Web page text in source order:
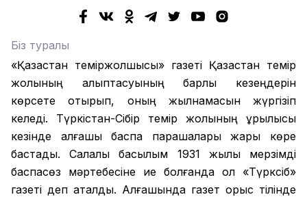
Біз туралы
«Қазақстан теміржолшысы» газеті Қазақстан темір
жолының қалыптасуының барлық кезеңдерін
көрсете отырып, оның жылнамасын жүргізіп
келеді. Түркістан-Сібір темір жолының құрылысы
кезінде алғашқы баспа парақшалары жарық көре
бастады. Салалық басылым 1931 жылы мерзімді
баспасөз мәртебесіне ие болғанда ол «Түрксіб»
газеті деп аталды. Алғашында газет орыс тілінде